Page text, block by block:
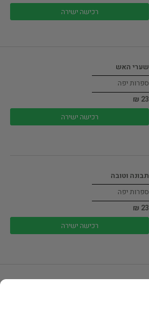
רכישה ישירה
שערי האש
ספרות יפה
23 ₪
רכישה ישירה
תבונה וטובה
ספרות יפה
23 ₪
רכישה ישירה